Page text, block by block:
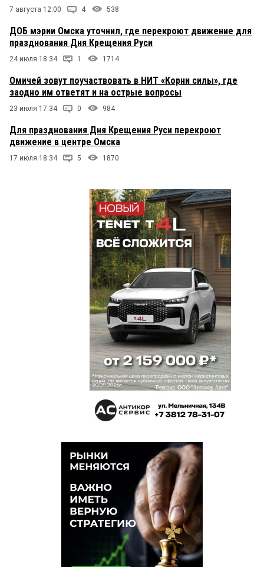
7 августа 12:00 4 538
ДОБ мэрии Омска уточнил, где перекроют движение для
празднования Дня Крещения Руси
24 июля 18:34 1 1714
Омичей зовут поучаствовать в НИТ «Корни силы», где
заодно им ответят и на острые вопросы
23 июля 17:34 0 984
Для празднования Дня Крещения Руси перекроют
движение в центре Омска
17 июля 18:34 5 1870